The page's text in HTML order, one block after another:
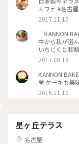
カフェ #名古屋
2017.11.15
『KANNON
中から私が選
いちじくと和
ちじくの入荷
ゼリーや杏仁
らはスムージ
クのショート
る楽しいパフェでした♡ #涼#わたし
タンド#パフェ
2017.08.16
KANNON BAKE 小さいお店だけどお洒落で可愛いお店でした❤
❤ ケーキも
2016.11.10
星ヶ丘テラス
名古屋